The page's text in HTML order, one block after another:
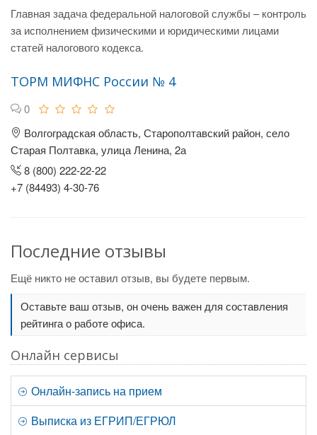
Главная задача федеральной налоговой службы – контроль
за исполнением физическими и юридическими лицами
статей налогового кодекса.
ТОРМ МИФНС России № 4
0
Волгоградская область, Старополтавский район, село
Старая Полтавка, улица Ленина, 2а
8 (800) 222-22-22
+7 (84493) 4-30-76
Последние отзывы
Ещё никто не оставил отзыв, вы будете первым.
Оставьте ваш отзыв, он очень важен для составления
рейтинга о работе офиса.
Онлайн сервисы
Онлайн-запись на прием
Выписка из ЕГРИП/ЕГРЮЛ